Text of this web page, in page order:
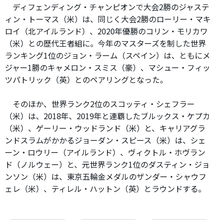
ディフェンディング・チャンピオンで大会2勝のジャステ
ィン・トーマス（米）は、同じく大会2勝のローリー・マキ
ロイ（北アイルランド）、2020年優勝のコリン・モリカワ
（米）との歴代王者組に。今年のマスターズを制した世界
ランキング1位のジョン・ラーム（スペイン）は、ともにメ
ジャー1勝のキャメロン・スミス（豪）、マシュー・フィッ
ツパトリック（英）とのペアリングとなった。
そのほか、世界ランク2位のスコッティ・シェフラー
（米）は、2018年、2019年と連覇したブルックス・ケプカ
（米）、ゲーリー・ウッドランド（米）と、キャリアグラ
ンドスラムがかかるジョーダン・スピース（米）は、シェ
ーン・ロウリー（アイルランド）、ヴィクトル・ホヴラン
ド（ノルウェー）と、元世界ランク1位のダスティン・ジョ
ンソン（米）は、東京五輪金メダルのザンダー・シャウフ
ェレ（米）、ティレル・ハットン（英）とラウンドする。